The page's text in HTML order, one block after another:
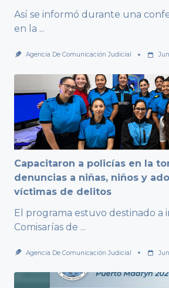
Así se informó durante una
en la ...
Agencia De Comunicación Judicial
Capacitaron a policías en la
denuncias a niñas, niños y
víctimas de delitos
El programa estuvo destinado a
Comisarías de ...
Agencia De Comunicación Judicial